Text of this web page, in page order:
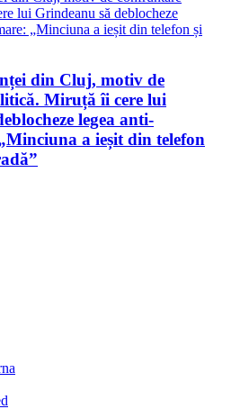
din Cluj, motiv de
Miruță îi cere lui
legea anti-
a ieșit din telefon